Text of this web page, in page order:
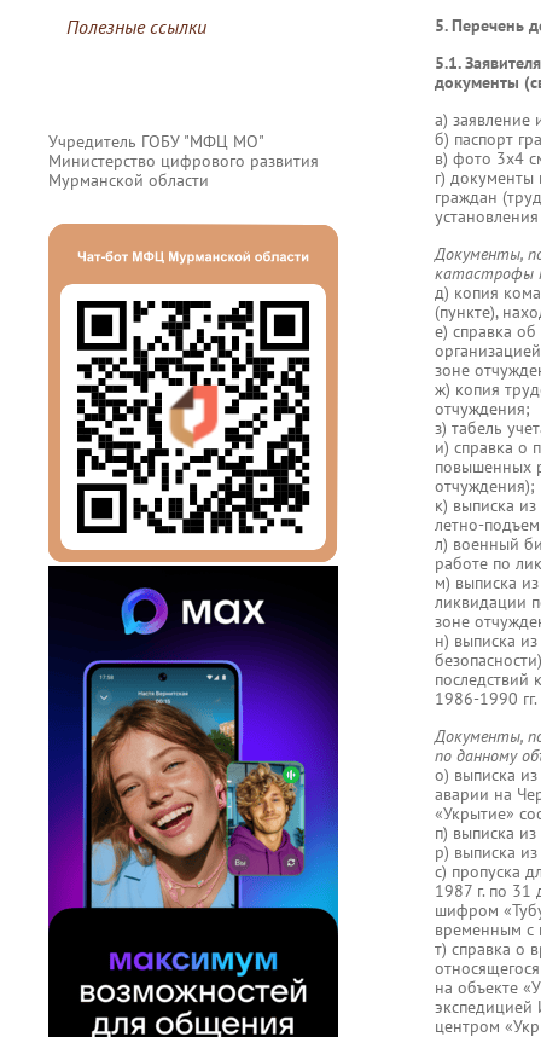
Полезные ссылки
Учредитель ГОБУ "МФЦ МО"
Министерство цифрового развития
Мурманской области
5. Перечень
5.1.
документы
а) заявление
б) паспорт
в) фото 3х4
г)
граждан
Документы,
катастрофы
д) копия
(пункте),
е) справка
зоне
ж) копия
отчуждения;
з) табель
и) справка о
повышенных
отчуждения);
к) выписка
летно-
л) военный
работе по
м) выписка
ликвидации
зоне
н) выписка
последствий
1986-1990 гг.
Документы,
по данному
о) выписка
аварии на
«Укрытие»
п) выписка
р) выписка
с) пропуска
1987 г. по 31
шифром
временным с
т) справка о
на объекте
экспедицией
центром